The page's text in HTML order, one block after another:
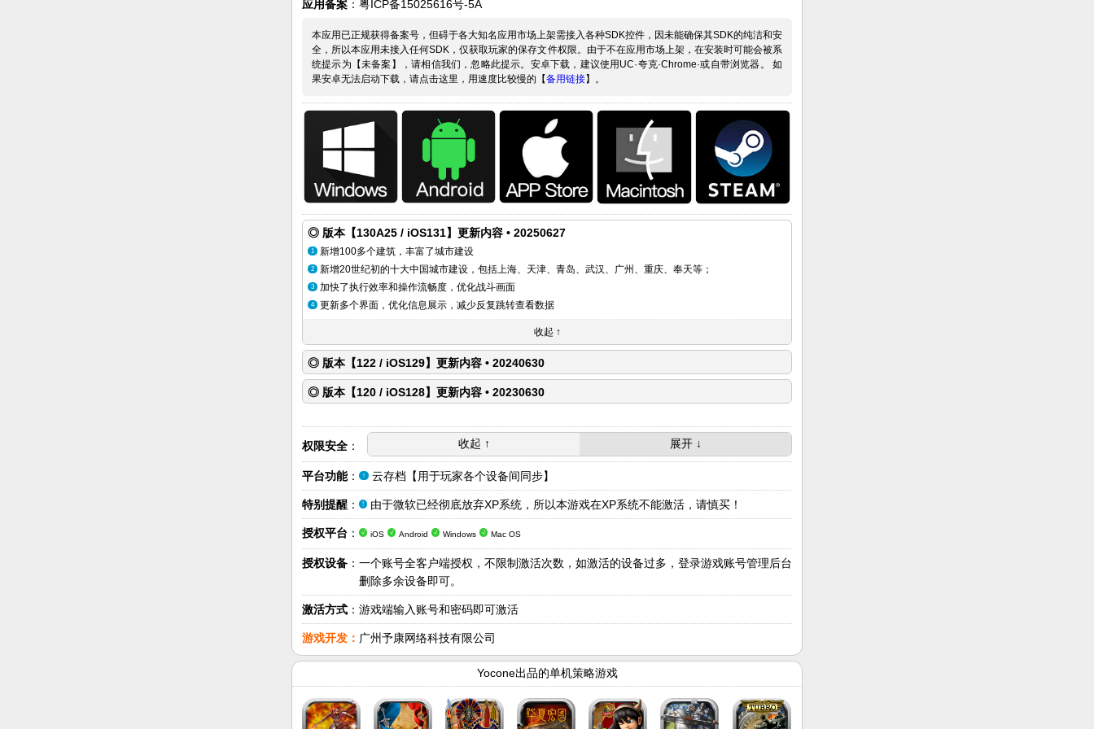
应用备案 ：粤ICP备15025616号-5A
本应用已正规获得备案号，但碍于各大知名应用市场上架需接入各种SDK控件，因未能确保其SDK的纯洁和安
全，所以本应用未接入任何SDK，仅获取玩家的保存文件权限。由于不在应用市场上架，在安装时可能会被系
统提示为【未备案】，请相信我们，忽略此提示。安卓下载，建议使用UC·夸克·Chrome·或自带浏览器。 如
果安卓无法启动下载，请点击这里，用速度比较慢的【备用链接】。
◎ 版本【130A25 / iOS131】更新内容 • 20250627
1 新增100多个建筑，丰富了城市建设
2 新增20世纪初的十大中国城市建设，包括上海、天津、青岛、武汉、广州、重庆、奉天等；
3 加快了执行效率和操作流畅度，优化战斗画面
4 更新多个界面，优化信息展示，减少反复跳转查看数据
收起 ↑
◎ 版本【122 / iOS129】更新内容 • 20240630
1 修改了已经发现的漏洞
2 加快了执行效率和操作流畅度
◎ 版本【120 / iOS128】更新内容 • 20230630
2 优化算法，避免闪退
3 增免费剧本：一战·1914、北伐战争·1925、二战全面爆发·1940
收起 ↑
权限安全 ：
为了给玩家提供更多无偿的技术支持和售后服务，所以在玩家购买游戏之前，我司
会要求玩家留下联系邮箱或电话号码。
获取用户信息的用途:① 联系邮箱加上激活码，可以激活游戏。 ② 联系邮箱或电
话号码用于接收我司的游戏信息。 ③ 联系邮箱用于接收游戏意见反馈。 ④ 联系邮
箱或电话号码用于找回、重置、更改游戏激活码。
私隐信息使用承诺:① 我司保证不将联系邮箱透露给第三方。 ② 我司承诺不向联
系邮箱发送群发邮件。 ③ 我司不主动摘录获取联系邮箱持有人的真实姓名与详细
资料，保证邮箱对于第三方没有“利用价值”。 ④ 若我司产品属于“实名制”范围，则
不适用“私隐第三条”。我司会对用户资料进行详细核查与保护。
权限，用于激活和同步存档。 ③ 获取设备型号，用于做优化适配。 ④ 绝不获取设
备定位、摄像头、麦克风、相册及除1～3项以外的信息。
收起 ↑ 展开 ↓
平台功能： ↑ 云存档【用于玩家各个设备间同步】
特别提醒 ： ! 由于微软已经彻底放弃XP系统，所以本游戏在XP系统不能激活，请慎买！
授权平台 ： √ iOS √ Android √ Windows √ Mac OS
授权设备 ： 一个账号全客户端授权，不限制激活次数，如激活的设备过多，登录游戏账号管理后台
删除多余设备即可。
激活方式 ：游戏端输入账号和密码即可激活
游戏开发： 广州予康网络科技有限公司
Yocone出品的单机策略游戏